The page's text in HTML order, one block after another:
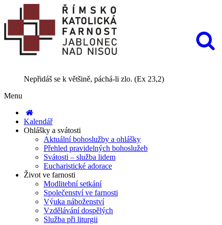
Nepřidáš se k většině, páchá-li zlo. (Ex 23,2)
Menu
Kalendář
Ohlášky a svátosti
Aktuální bohoslužby a ohlášky
Přehled pravidelných bohoslužeb
Svátosti – služba lidem
Eucharistické adorace
Život ve farnosti
Modlitební setkání
Společenství ve farnosti
Výuka náboženství
Vzdělávání dospělých
Služba při liturgii